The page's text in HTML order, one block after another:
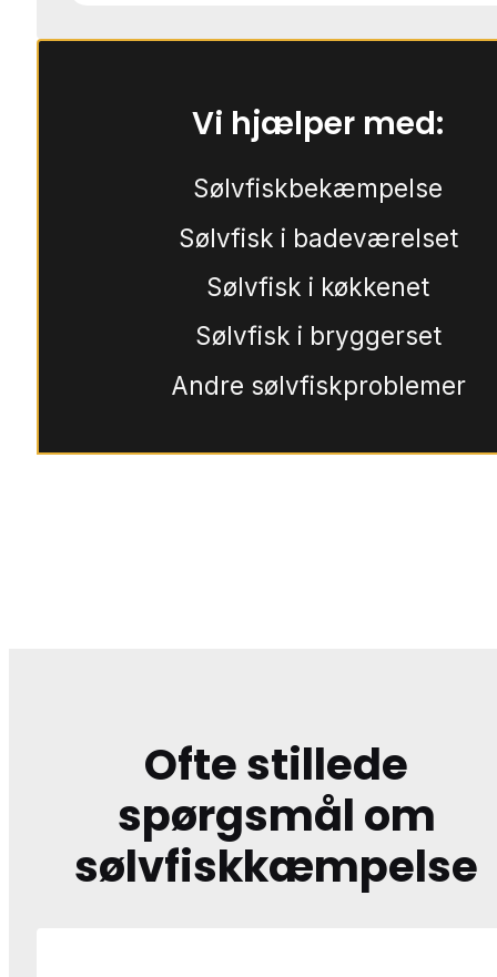
Vi hjælper med:
Sølvfiskbekæmpelse
Sølvfisk i badeværelset
Sølvfisk i køkkenet
Sølvfisk i bryggerset
Andre sølvfiskproblemer
Ofte stillede
spørgsmål om
sølvfiskkæmpelse